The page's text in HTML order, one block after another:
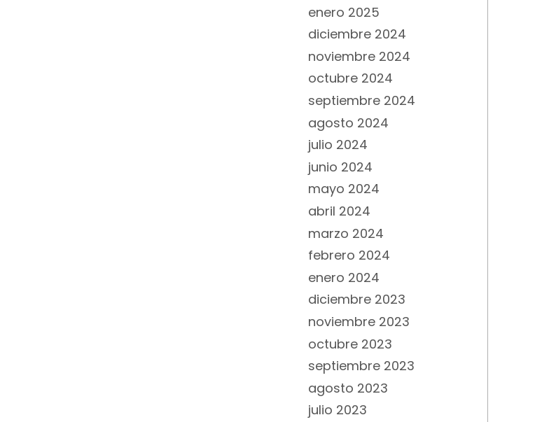
enero 2025
diciembre 2024
noviembre 2024
octubre 2024
septiembre 2024
agosto 2024
julio 2024
junio 2024
mayo 2024
abril 2024
marzo 2024
febrero 2024
enero 2024
diciembre 2023
noviembre 2023
octubre 2023
septiembre 2023
agosto 2023
julio 2023